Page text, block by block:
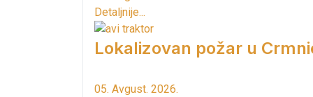
Detaljnije...
Lokalizovan požar u
05. Avgust. 2026.